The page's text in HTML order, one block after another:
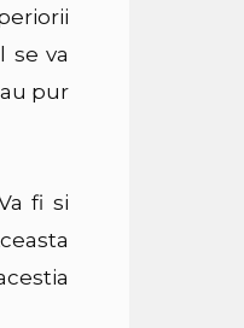
se va
pur
fi si